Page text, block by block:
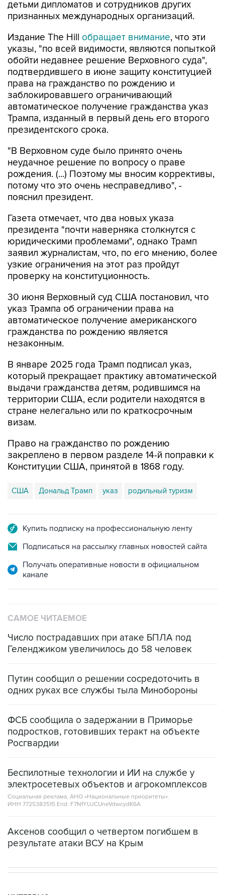
детьми дипломатов и сотрудников других
признанных международных организаций.
Издание The Hill обращает внимание, что эти
указы, "по всей видимости, являются попыткой
обойти недавнее решение Верховного суда",
подтвердившего в июне защиту конституцией
права на гражданство по рождению и
заблокировавшего ограничивающий
автоматическое получение гражданства указ
Трампа, изданный в первый день его второго
президентского срока.
"В Верховном суде было принято очень
неудачное решение по вопросу о праве
рождения. (...) Поэтому мы вносим коррективы,
потому что это очень несправедливо", -
пояснил президент.
Газета отмечает, что два новых указа
президента "почти наверняка столкнутся с
юридическими проблемами", однако Трамп
заявил журналистам, что, по его мнению, более
узкие ограничения на этот раз пройдут
проверку на конституционность.
30 июня Верховный суд США постановил, что
указ Трампа об ограничении права на
автоматическое получение американского
гражданства по рождению является
незаконным.
В январе 2025 года Трамп подписал указ,
который прекращает практику автоматической
выдачи гражданства детям, родившимся на
территории США, если родители находятся в
стране нелегально или по краткосрочным
визам.
Право на гражданство по рождению
закреплено в первом разделе 14-й поправки к
Конституции США, принятой в 1868 году.
США Дональд Трамп указ родильный туризм
Купить подписку на профессиональную ленту
Подписаться на рассылку главных новостей сайта
Получать оперативные новости в официальном
канале
САМОЕ ЧИТАЕМОЕ
Число пострадавших при атаке БПЛА под
Геленджиком увеличилось до 58 человек
Путин сообщил о решении сосредоточить в
одних руках все службы тыла Минобороны
ФСБ сообщила о задержании в Приморье
подростков, готовивших теракт на объекте
Росгвардии
Беспилотные технологии и ИИ на службе у
электросетевых объектов и агрокомплексов
Социальная реклама, АНО «Национальные приоритеты».
ИНН 7725383515 Erid: F7NfYUJCUneVdwcydK6A
Аксенов сообщил о четвертом погибшем в
результате атаки ВСУ на Крым